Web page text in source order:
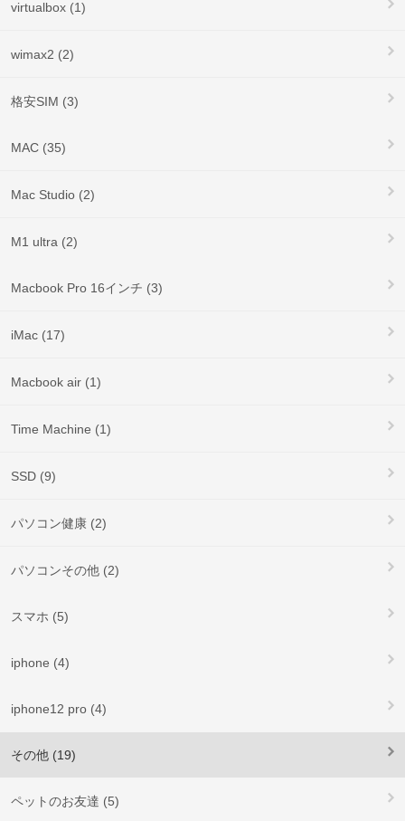
virtualbox (1)
wimax2 (2)
格安SIM (3)
MAC (35)
Mac Studio (2)
M1 ultra (2)
Macbook Pro 16インチ (3)
iMac (17)
Macbook air (1)
Time Machine (1)
SSD (9)
パソコン健康 (2)
パソコンその他 (2)
スマホ (5)
iphone (4)
iphone12 pro (4)
その他 (19)
ペットのお友達 (5)